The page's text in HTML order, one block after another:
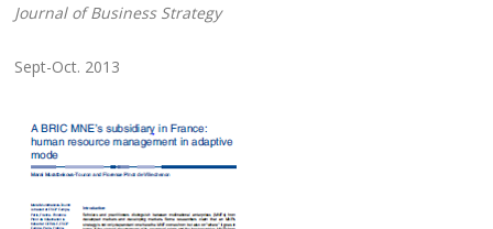
Management in Adaptive
Mode
Maral Murabetkova y Florence Pinot
Journal of Business Strategy